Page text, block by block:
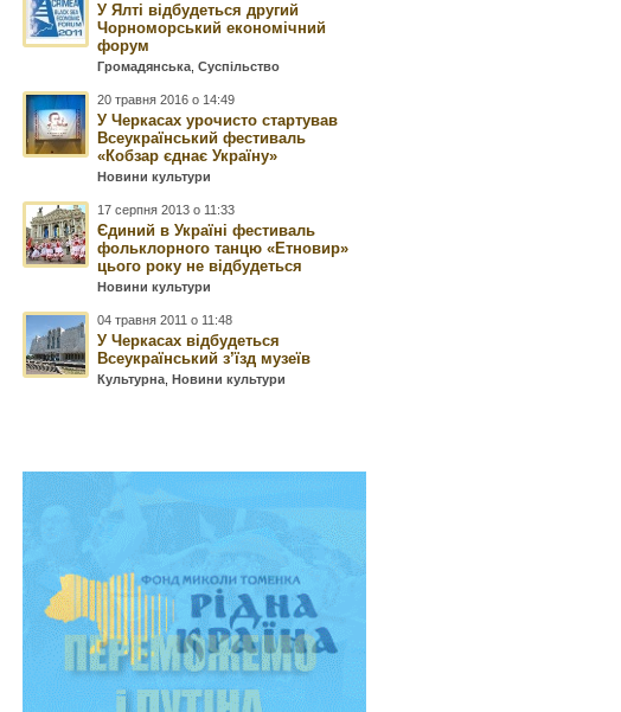
У Ялті відбудеться другий
Чорноморський економічний
форум
Громадянська ,Суспільство
20 травня 2016 о 14:49
У Черкасах урочисто стартував
Всеукраїнський фестиваль
«Кобзар єднає Україну»
Новини культури
17 серпня 2013 о 11:33
Єдиний в Україні фестиваль
фольклорного танцю «Етновир»
цього року не відбудеться
Новини культури
04 травня 2011 о 11:48
У Черкасах відбудеться
Всеукраїнський з’їзд музеїв
Культурна ,Новини культури